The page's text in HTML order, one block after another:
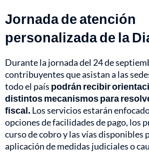
Jornada de atención
personalizada de la
Durante la jornada del 24 de
contribuyentes que asistan a las
todo el país podrán recibir
distintos mecanismos para
fiscal. Los servicios estarán
opciones de facilidades de pago, los
curso de cobro y las vías disponibles
aplicación de medidas judiciales o